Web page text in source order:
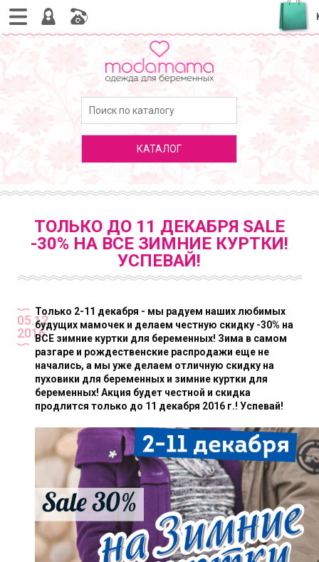
КАТАЛОГ
ТОЛЬКО ДО 11 ДЕКАБРЯ SALE
-30% НА ВСЕ ЗИМНИЕ КУРТКИ!
УСПЕВАЙ!
05.12
2016
Только 2-11 декабря - мы радуем наших любимых
будущих мамочек и делаем честную скидку -30% на
ВСЕ зимние куртки для беременных! Зима в самом
разгаре и рождественские распродажи еще не
начались, а мы уже делаем отличную скидку на
пуховики для беременных и зимние куртки для
беременных! Акция будет честной и скидка
продлится только до 11 декабря 2016 г.! Успевай!